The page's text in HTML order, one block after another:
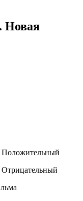
Новая
Положительный
Отрицательный